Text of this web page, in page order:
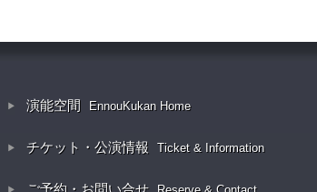
演能空間 EnnouKukan Home
チケット・公演情報 Ticket & Information